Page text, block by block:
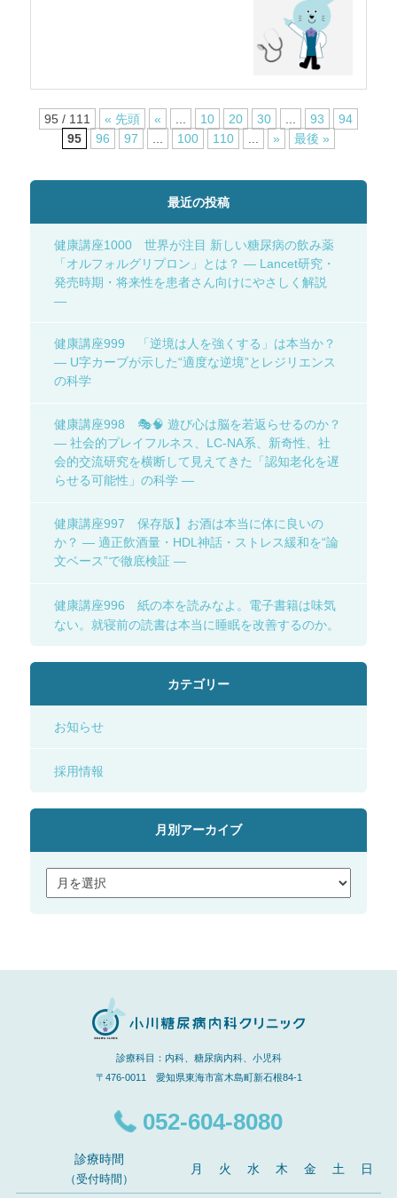
95 / 111 « 先頭 « ... 10 20 30 ... 93
94
95
96 97 ... 100 110 ... » 最後 »
最近の投稿
健康講座1000 世界が注目 新しい糖尿病の飲み薬
「オルフォルグリプロン」とは？ ― Lancet研究・
発売時期・将来性を患者さん向けにやさしく解説
―
健康講座999 「逆境は人を強くする」は本当か？
― U字カーブが示した“適度な逆境”とレジリエンス
の科学
健康講座998 🎭🧠 遊び心は脳を若返らせるのか？
― 社会的プレイフルネス、LC-NA系、新奇性、社
会的交流研究を横断して見えてきた「認知老化を遅
らせる可能性」の科学 ―
健康講座997 保存版】お酒は本当に体に良いの
か？ ― 適正飲酒量・HDL神話・ストレス緩和を“論
文ベース”で徹底検証 ―
健康講座996 紙の本を読みなよ。電子書籍は味気
ない。就寝前の読書は本当に睡眠を改善するのか。
カテゴリー
お知らせ
採用情報
月別アーカイブ
診療科目：内科、糖尿病内科、小児科
〒476-0011 愛知県東海市富木島町新石根84-1
052-604-8080
診療時間
（受付時間）
月 火 水 木 金 土 日